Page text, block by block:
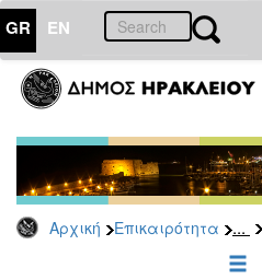
GR EN
Αρχική Επικαιρότητα ...
ΕΠΙΚΑΙΡΟΤΗΤΑ
-
Δημοπρασίες
Αρχείο
2026